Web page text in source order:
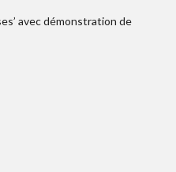
avec démonstration de